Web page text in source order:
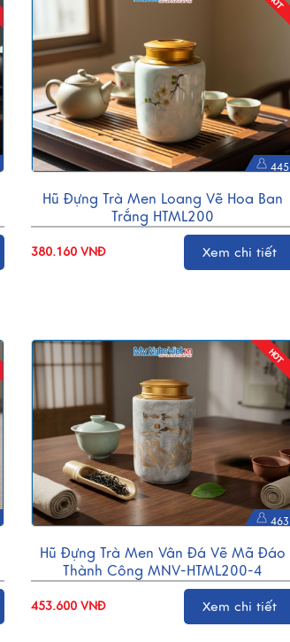
445
Hũ Đựng Trà Men Loang Vẽ Hoa Ban
Trắng HTML200
380.160 VNĐ Xem chi tiết
463
Hũ Đựng Trà Men Vân Đá Vẽ Mã Đáo
Thành Công MNV-HTML200-4
453.600 VNĐ Xem chi tiết